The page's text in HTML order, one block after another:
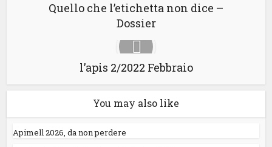
Quello che l’etichetta non dice –
Dossier
l’apis 2/2022 Febbraio
You may also like
Apimell 2026, da non perdere